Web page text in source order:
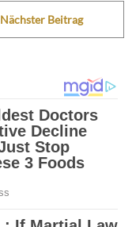
Nächster Beitrag